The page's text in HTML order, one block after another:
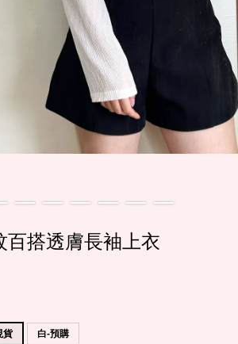
百搭透膚長袖上衣
貨 白-預購